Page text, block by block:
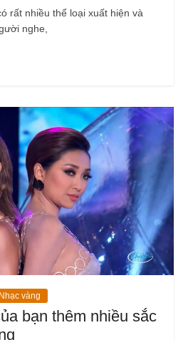
rất nhiều thể loại xuất hiện và
nghe,
Nhạc vàng
bạn thêm nhiều sắc